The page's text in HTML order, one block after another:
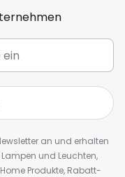
an und erhalten
und Leuchten,
Produkte, Rabatt-